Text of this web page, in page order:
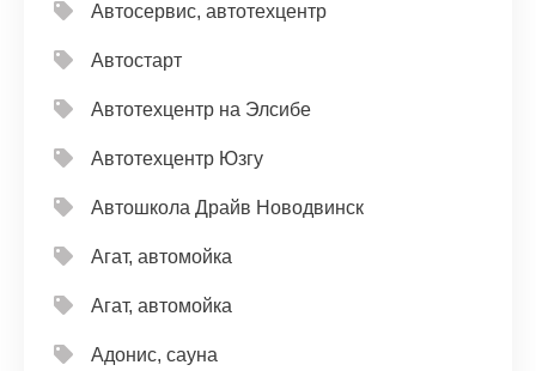
Автосервис, автотехцентр
Автостарт
Автотехцентр на Элсибе
Автотехцентр Юзгу
Автошкола Драйв Новодвинск
Агат, автомойка
Агат, автомойка
Адонис, сауна